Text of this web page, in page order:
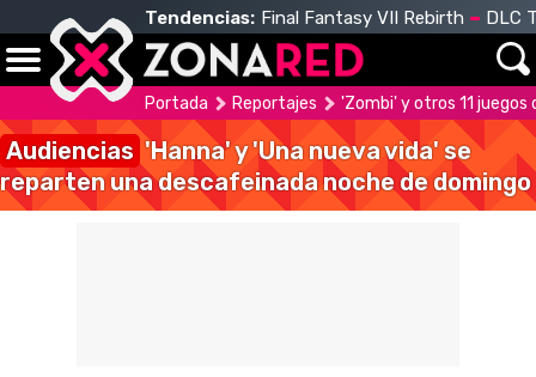
Tendencias: Final Fantasy VII Rebirth DLC
Portada Reportajes 'Zombi' y otros 11
Audiencias 'Hanna' y 'Una nueva vida' se
reparten una descafeinada noche de domingo